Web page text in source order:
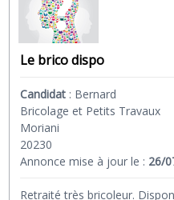
Le brico dispo
Candidat : Bernard
Bricolage et Petits Travaux
Moriani
20230
Annonce mise à jour le : 26/
Retraité très bricoleur.